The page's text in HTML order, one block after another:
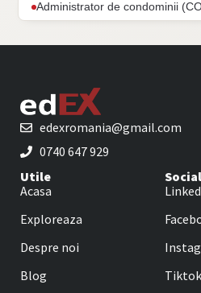
Administrator de condominii
edexromania@gmail.com
0740 647 929
Utile
Acasa
Exploreaza
Despre noi
Blog
Social
Tiktok